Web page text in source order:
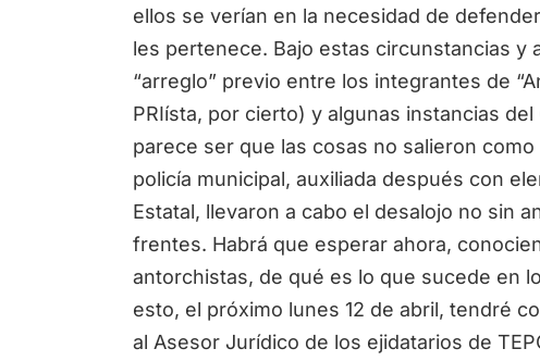
ellos se verían en la necesidad de
les pertenece. Bajo estas circunstancias y
“arreglo” previo entre los integrantes de
PRIísta, por cierto) y algunas instancias del
parece ser que las cosas no salieron
policía municipal, auxiliada después con
Estatal, llevaron a cabo el desalojo no sin
frentes. Habrá que esperar ahora,
antorchistas, de qué es lo que sucede en
esto, el próximo lunes 12 de abril, tendré
al Asesor Jurídico de los ejidatarios de